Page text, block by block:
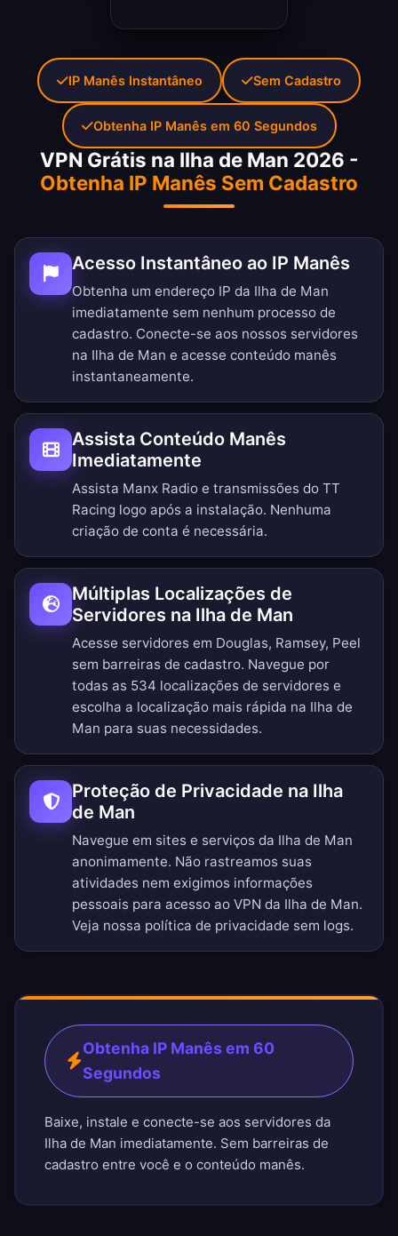
VPN Grátis na Ilha de Man 2026 -
Obtenha IP Manês Sem Cadastro
Acesso Instantâneo ao IP Manês
Obtenha um endereço IP da Ilha de Man
imediatamente sem nenhum processo de
cadastro. Conecte-se aos nossos servidores
na Ilha de Man e acesse conteúdo manês
instantaneamente.
Assista Conteúdo Manês
Imediatamente
Assista Manx Radio e transmissões do TT
Racing logo após a instalação. Nenhuma
criação de conta é necessária.
Múltiplas Localizações de
Servidores na Ilha de Man
Acesse servidores em Douglas, Ramsey, Peel
sem barreiras de cadastro. Navegue por
todas as 534 localizações de servidores e
escolha a localização mais rápida na Ilha de
Man para suas necessidades.
Proteção de Privacidade na Ilha
de Man
Navegue em sites e serviços da Ilha de Man
anonimamente. Não rastreamos suas
atividades nem exigimos informações
pessoais para acesso ao VPN da Ilha de Man.
Veja nossa política de privacidade sem logs.
Obtenha IP Manês em 60
Segundos
Baixe, instale e conecte-se aos servidores da
Ilha de Man imediatamente. Sem barreiras de
cadastro entre você e o conteúdo manês.
IP Manês Instantâneo Sem Cadastro
Obtenha IP Manês em 60 Segundos